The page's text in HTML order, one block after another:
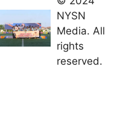
Kejurnas
Panahan
Junior di
Kudus
NYSN
Media. All
rights
reserved.